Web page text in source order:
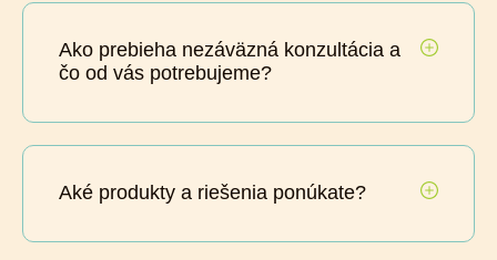
Ako prebieha nezáväzná konzultácia a
čo od vás potrebujeme?
Aké produkty a riešenia ponúkate?